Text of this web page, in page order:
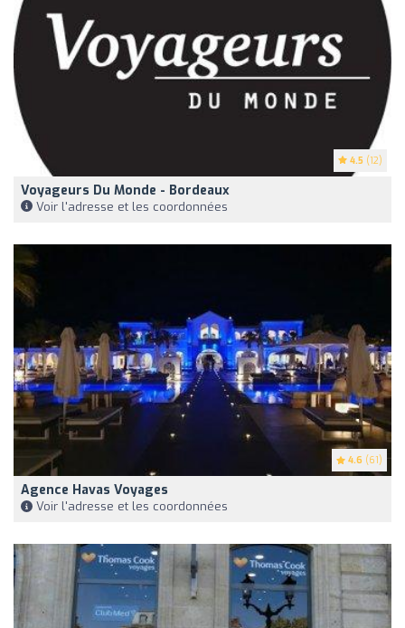
4.5 (12)
Voyageurs Du Monde - Bordeaux
Voir l'adresse et les coordonnées
4.6 (61)
Agence Havas Voyages
Voir l'adresse et les coordonnées